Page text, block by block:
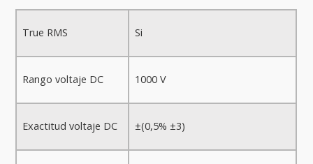
True RMS Si
Rango voltaje DC 1000 V
Exactitud voltaje DC ±(0,5% ±3)